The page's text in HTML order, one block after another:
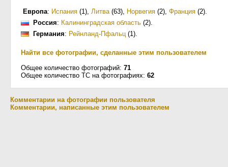
Европа: Испания (1), Литва(63), Норвегия (2), Франция (2).
Россия: Калининградская область (2).
Германия: Рейнланд-Пфальц(1).
Найти все фотографии, сделанные этим пользователем
Общее количество фотографий: 71
Общее количество ТС на фотографиях: 62
Комментарии на фотографии пользователя
Комментарии, написанные этим пользователем